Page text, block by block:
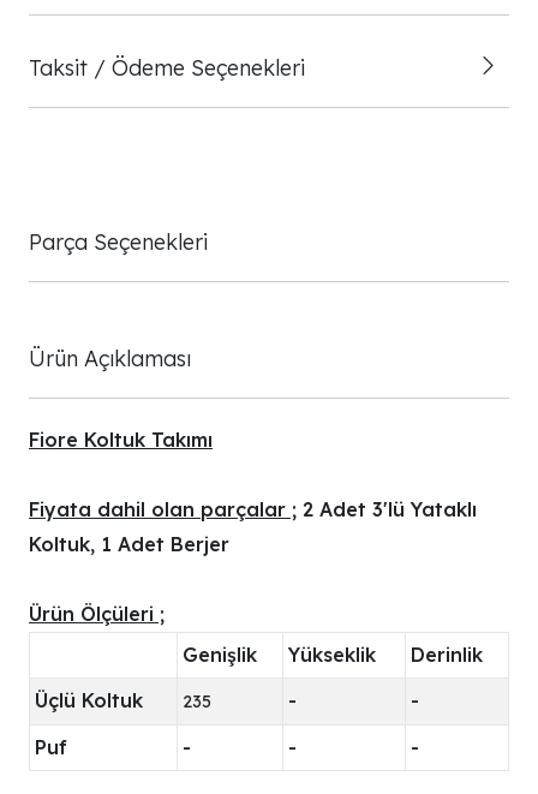
Taksit / Ödeme Seçenekleri
Parça Seçenekleri
Ürün Açıklaması
Fiore Koltuk Takımı
Fiyata dahil olan parçalar ; 2 Adet 3'lü Yataklı
Koltuk, 1 Adet Berjer
Ürün Ölçüleri ;
Genişlik
Yükseklik
Derinlik
Üçlü Koltuk
235 -
-
Puf
- - -